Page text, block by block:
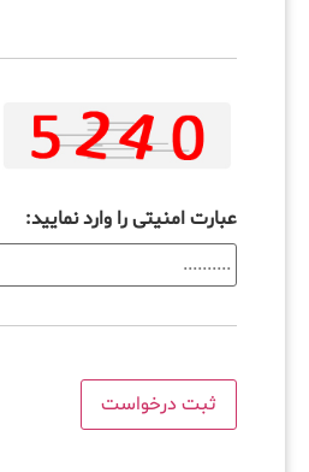
عبارت امنیتی را وارد نمایید: